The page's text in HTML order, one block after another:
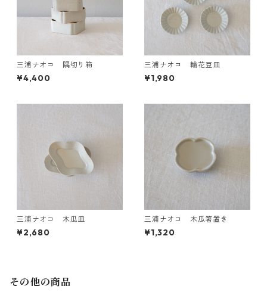
三浦ナオコ 隅切り箱
¥4,400
三浦ナオコ 輪花豆皿
¥1,980
三浦ナオコ 木瓜皿
¥2,680
三浦ナオコ 木瓜箸置き
¥1,320
その他の商品